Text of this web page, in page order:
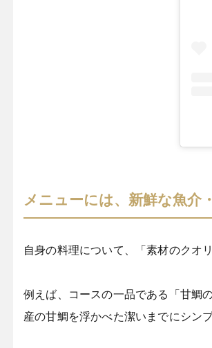
メニューには、新鮮な魚介
自身の料理について、「素材のクオ
例えば、コースの一品である「甘鯛
産の甘鯛を浮かべた潔いまでにシン